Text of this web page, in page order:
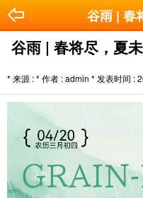
谷雨 | 春
谷雨 | 春将尽，夏
* 来源 : * 作者 :